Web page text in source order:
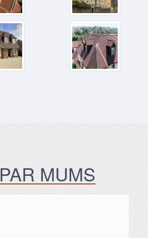
PAR MUMS